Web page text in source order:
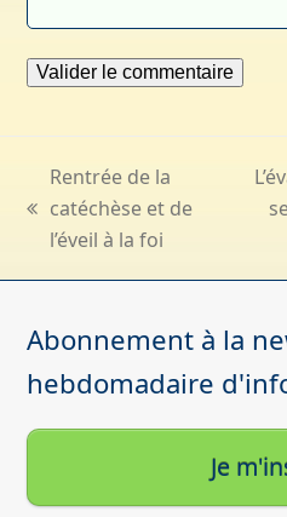
previous
post:
Rentrée de la
catéchèse et de
l’éveil à la foi
next
Abonnement à la
hebdomadaire
Je